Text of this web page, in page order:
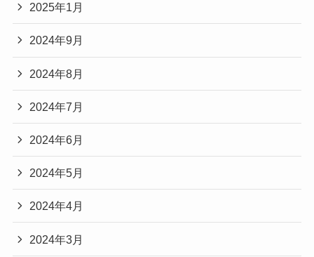
2025年1月
2024年9月
2024年8月
2024年7月
2024年6月
2024年5月
2024年4月
2024年3月